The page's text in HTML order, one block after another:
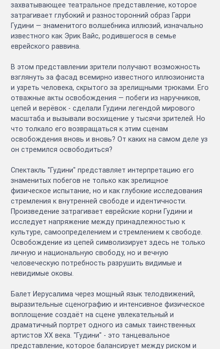
захватывающее театральное представление, которое
затрагивает глубокий и разносторонний образ Гарри
Гудини — знаменитого волшебника иллюзий, изначально
известного как Эрик Вайс, родившегося в семье
еврейского раввина.
В этом представлении зрители получают возможность
взглянуть за фасад всемирно известного иллюзиониста
и узреть человека, скрытого за зрелищными трюками. Его
отважные акты освобождения — побеги из наручников,
цепей и верёвок - сделали Гудини легендой мирового
масштаба и вызывали восхищение у тысячи зрителей. Но
что толкало его возвращаться к этим сценам
освобождения вновь и вновь? От каких на самом деле уз
он стремился освободиться?
Спектакль "Гудини" представляет интерпретацию его
знаменитых побегов не только как зрелищное
физическое испытание, но и как глубокие исследования
стремления к внутренней свободе и идентичности.
Произведение затрагивает еврейские корни Гудини и
исследует напряжение между принадлежностью к
культуре, самоопределением и стремлением к свободе.
Освобождение из цепей символизирует здесь не только
личную и национальную свободу, но и вечную
человеческую потребность разрушить видимые и
невидимые оковы.
Балет Иерусалима через мощный язык телодвижений,
выразительные сценографию и интенсивное физическое
воплощение создаёт на сцене увлекательный и
драматичный портрет одного из самых таинственных
артистов XX века. "Гудини" - это танцевальное
представление, которое балансирует между риском и